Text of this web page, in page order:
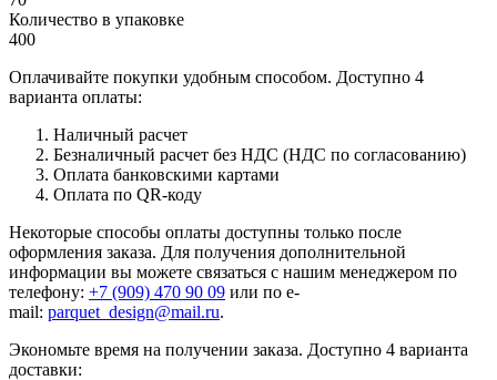
Количество в упаковке
400
Оплачивайте покупки удобным способом. Доступно 4
варианта оплаты:
Наличный расчет
Безналичный расчет без НДС (НДС по согласованию)
Оплата банковскими картами
Оплата по QR-коду
Некоторые способы оплаты доступны только после
оформления заказа. Для получения дополнительной
информации вы можете связаться с нашим менеджером по
телефону: +7 (909) 470 90 09 или по e-
mail: parquet_design@mail.ru.
Экономьте время на получении заказа. Доступно 4 варианта
доставки: